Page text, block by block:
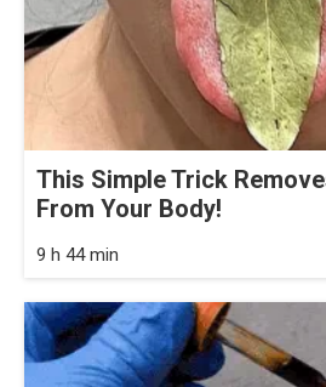
This Simple Trick
From Your Body!
9 h 44 min